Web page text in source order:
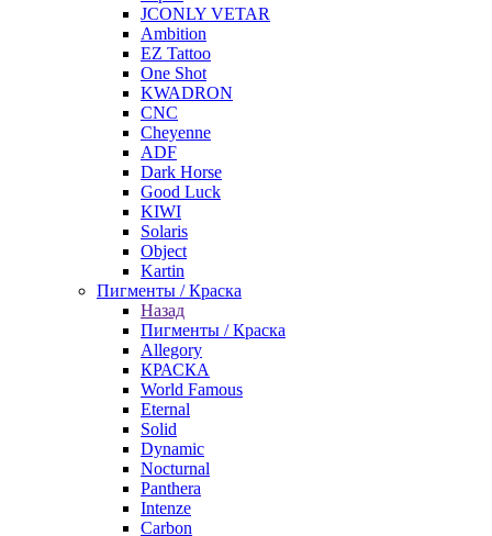
JCONLY VETAR
Ambition
EZ Tattoo
One Shot
KWADRON
CNC
Cheyenne
ADF
Dark Horse
Good Luck
KIWI
Solaris
Object
Kartin
Пигменты / Краска
Назад
Пигменты / Краска
Allegory
КРАСКА
World Famous
Eternal
Solid
Dynamic
Nocturnal
Panthera
Intenze
Carbon